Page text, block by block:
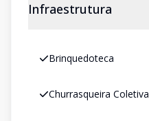
Infraestrutura
Brinquedoteca
Churrasqueira Coletiva